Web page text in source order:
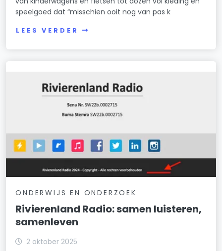
speelgoed dat “misschien ooit nog van pas k
LEES VERDER
ONDERWIJS EN ONDERZOEK
Rivierenland Radio: samen luisteren,
samenleven
2 oktober 2025